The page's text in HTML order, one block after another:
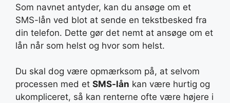
Som navnet antyder, kan du ansøge om et
SMS-lån ved blot at sende en tekstbesked fra
din telefon. Dette gør det nemt at ansøge om et
lån når som helst og hvor som helst.
Du skal dog være opmærksom på, at selvom
processen med et SMS-lån kan være hurtig og
ukompliceret, så kan renterne ofte være højere i